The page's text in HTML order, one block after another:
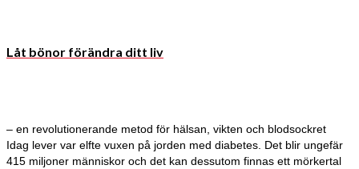
Låt bönor förändra ditt liv
– en revolutionerande metod för hälsan, vikten och blodsockret
Idag lever var elfte vuxen på jorden med diabetes. Det blir ungefär
415 miljoner människor och det kan dessutom finnas ett mörkertal